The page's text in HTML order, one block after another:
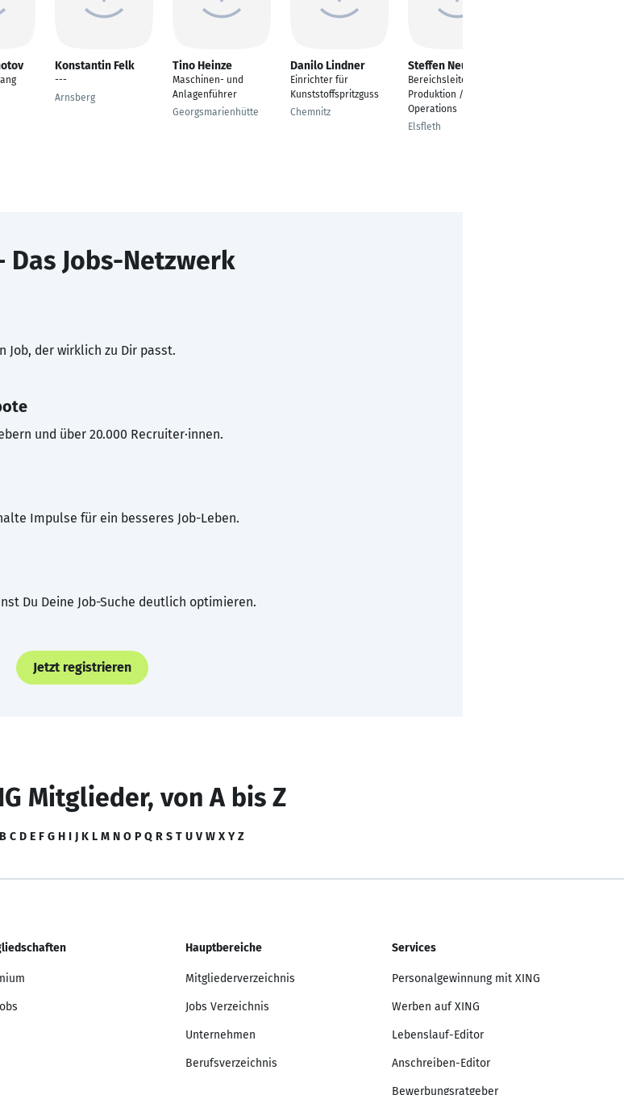
Konstantin Felk
---
Arnsberg
Tino Heinze
Maschinen- und
Anlagenführer
Georgsmarienhütte
Danilo Lindner
Einrichter für
Kunststoffspritzguss
Chemnitz
Steffen Neumann
Bereichsleiter
Produktion / Manager
Operations
Elsfleth
Das Jobs-Netzwerk
Job, der wirklich zu Dir passt.
und über 20.000 Recruiter·innen.
Impulse für ein besseres Job-Leben.
Du Deine Job-Suche deutlich optimieren.
Jetzt registrieren
Mitglieder, von A bis Z
B C D E F G H I J K L M N O P Q R S T U V W X Y Z
Hauptbereiche
Mitgliederverzeichnis
Jobs Verzeichnis
Unternehmen
Berufsverzeichnis
Services
Personalgewinnung mit XING
Werben auf XING
Lebenslauf-Editor
Anschreiben-Editor
Bewerbungsratgeber